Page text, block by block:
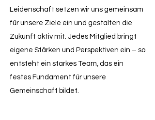
Leidenschaft setzen wir uns gemeinsam
für unsere Ziele ein und gestalten die
Zukunft aktiv mit. Jedes Mitglied bringt
eigene Stärken und Perspektiven ein – so
entsteht ein starkes Team, das ein
festes Fundament für unsere
Gemeinschaft bildet.